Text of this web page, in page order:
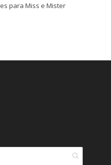
para Miss e Mister